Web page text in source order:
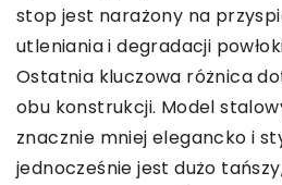
stop jest narażony na
utleniania i degradacji
Ostatnia kluczowa różnica
obu konstrukcji. Model
znacznie mniej elegancko i
jednocześnie jest dużo